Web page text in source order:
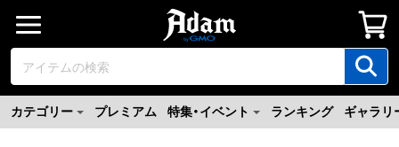
カテゴリー プレミアム 特集・イベント ランキング ギャラリ